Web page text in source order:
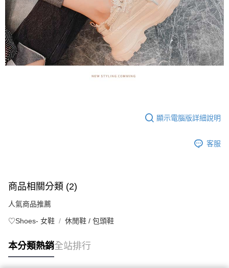
顯示電腦版詳細說明
客服
商品相關分類 (2)
人氣商品推薦
♡Shoes- 女鞋 休閒鞋 / 包頭鞋
本分類熱銷全站排行